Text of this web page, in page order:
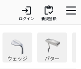
login
ログイン
inventory
新規登録
ウェッジ パター